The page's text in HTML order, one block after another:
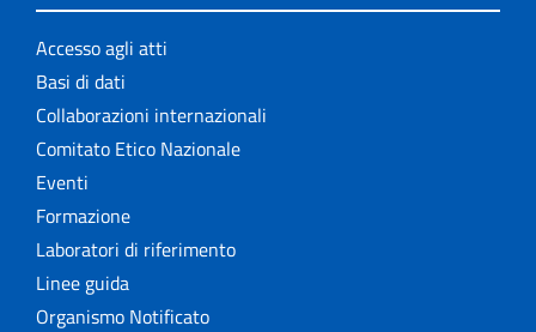
Accesso agli atti
Basi di dati
Collaborazioni internazionali
Comitato Etico Nazionale
Eventi
Formazione
Laboratori di riferimento
Linee guida
Organismo Notificato